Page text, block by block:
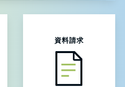
資料請求